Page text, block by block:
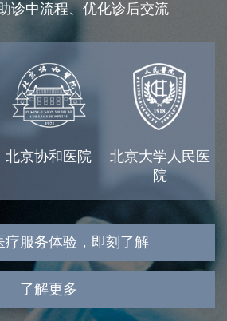
诊中流程、优化诊后交流
北京协和医院
北京大学人民医
院
疗服务体验，即刻了解
了解更多